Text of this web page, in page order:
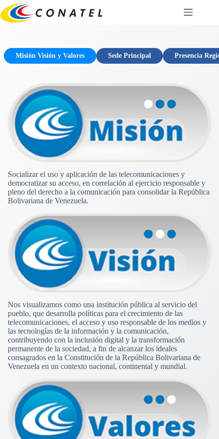
Saltar
al
contenido
Misión Visión y Valores Sede Principal Presencia
Socializar el uso y aplicación de las telecomunicaciones y
democratizar su acceso, en correlación al ejercicio responsable y
pleno del derecho a la comunicación para consolidar la República
Bolivariana de Venezuela.
Nos visualizamos como una institución pública al servicio del
pueblo, que desarrolla políticas para el crecimiento de las
telecomunicaciones, el acceso y uso responsable de los medios y
las tecnologías de la información y la comunicación,
contribuyendo con la inclusión digital y la transformación
permanente de la sociedad, a fin de alcanzar los ideales
consagrados en la Constitución de la República Bolivariana de
Venezuela en un contexto nacional, continental y mundial.